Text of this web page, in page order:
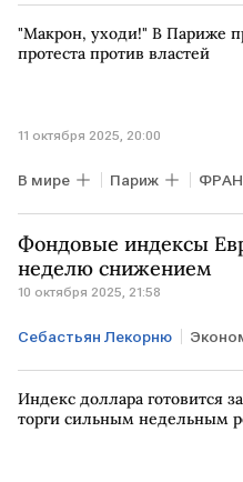
Финансы Мировая
ФРАНЦИЯ ШВЕЦИЯ
"Макрон, уходи!" В Париже
протеста против властей
11 октября 2025, 20:00
В мире Париж
Эммануэль Макрон
Фондовые индексы
неделю снижением
10 октября 2025, 21:58
Себастьян Лекорню
Индексы ГЕРМАНИЯ
DAX
Индекс доллара готовится
торги сильным недельным